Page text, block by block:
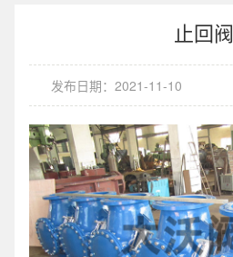
止回阀
发布日期：2021-11-10